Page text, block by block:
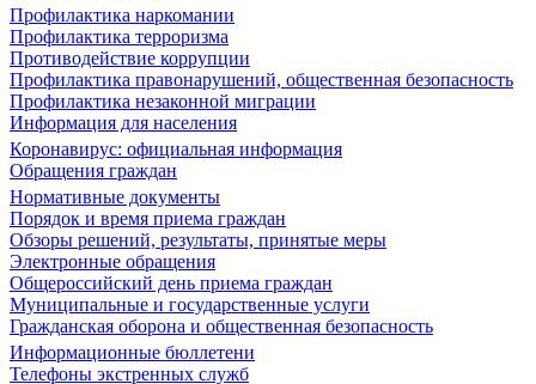
Профилактика наркомании
Профилактика терроризма
Противодействие коррупции
Профилактика правонарушений, общественная безопасность
Профилактика незаконной миграции
Информация для населения
Коронавирус: официальная информация
Обращения граждан
Нормативные документы
Порядок и время приема граждан
Обзоры решений, результаты, принятые меры
Электронные обращения
Общероссийский день приема граждан
Муниципальные и государственные услуги
Гражданская оборона и общественная безопасность
Информационные бюллетени
Телефоны экстренных служб